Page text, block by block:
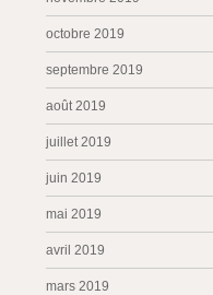
octobre 2019
septembre 2019
août 2019
juillet 2019
juin 2019
mai 2019
avril 2019
mars 2019